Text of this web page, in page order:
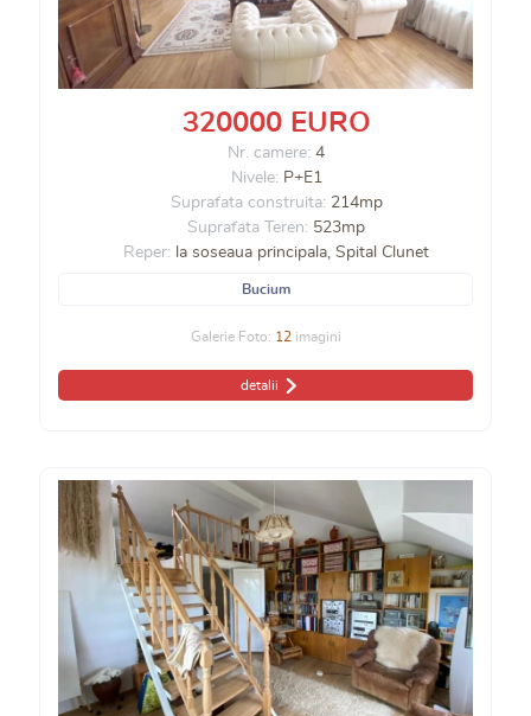
320000 EURO
Nr. camere: 4
Nivele: P+E1
Suprafata construita: 214mp
Suprafata Teren: 523mp
Reper:
la soseaua principala, Spital Clunet
Bucium
Galerie Foto: 12 imagini
detalii